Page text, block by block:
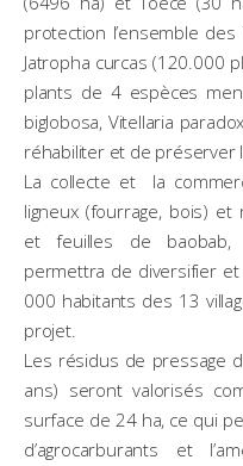
protection l’ensemble
Jatropha curcas (120.000
plants de 4 espèces
biglobosa, Vitellaria
réhabiliter et de préserver
La collecte et la
ligneux (fourrage, bois) et
et feuilles de baobab,
permettra de diversifier
000 habitants des 13
projet.
Les résidus de pressage
ans) seront valorisés
surface de 24 ha, ce qui
d’agrocarburants et